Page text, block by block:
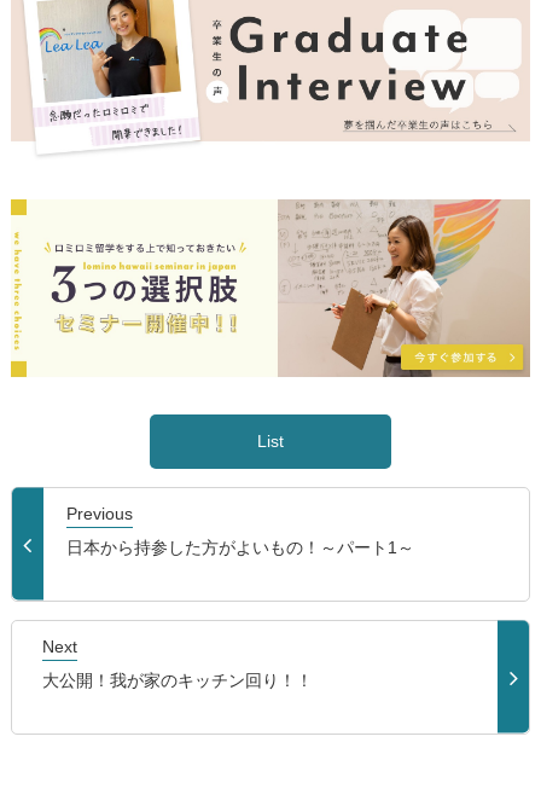
Previous
日本から持参した方がよいもの！～パート1～
List
Next
大公開！我が家のキッチン回り！！